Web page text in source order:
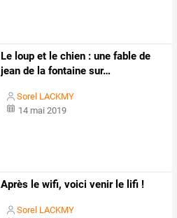
Le loup et le chien : une fable de
jean de la fontaine sur…
Sorel LACKMY
14 mai 2019
Après le wifi, voici venir le lifi !
Sorel LACKMY